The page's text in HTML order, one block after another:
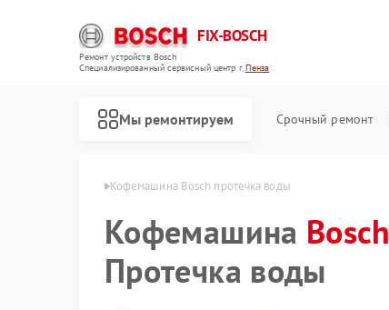
FIX-BOSCH
Ремонт устройств Bosch
Специализированный cервисный центр г.Пенза
Мы ремонтируем Срочный ремонт
Кофемашина Bosch протечка воды
Кофемашина Bosch
Протечка воды